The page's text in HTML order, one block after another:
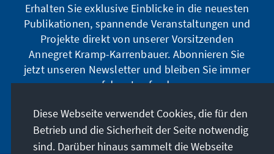
Erhalten Sie exklusive Einblicke in die neuesten
Publikationen, spannende Veranstaltungen und
Projekte direkt von unserer Vorsitzenden
Annegret Kramp-Karrenbauer. Abonnieren Sie
jetzt unseren Newsletter und bleiben Sie immer
auf dem Laufenden.
Jetzt abonnieren
Diese Webseite verwendet Cookies, die für den
Betrieb und die Sicherheit der Seite notwendig
sind. Darüber hinaus sammelt die Webseite